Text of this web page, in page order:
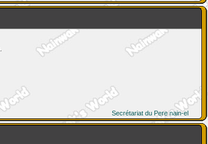
Secrétariat du Pere nain-el